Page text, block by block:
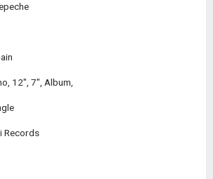
12", 7", Album,
Records